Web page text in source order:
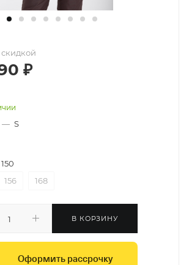
₽
— S
150
156 168
В КОРЗИНУ
Оформить рассрочку